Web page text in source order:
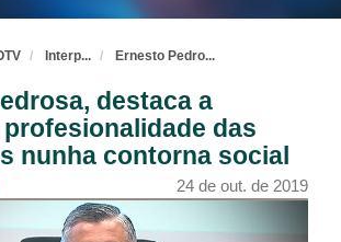
Interp... Ernesto Pedro...
destaca a
das
nunha contorna social
24 de out. de 2019